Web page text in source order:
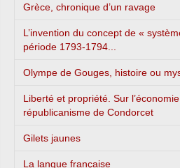
Grèce, chronique d’un ravage
L’invention du concept de «
période 1793-1794...
Olympe de Gouges, histoire ou
Liberté et propriété. Sur
républicanisme de Condorcet
Gilets jaunes
La langue française